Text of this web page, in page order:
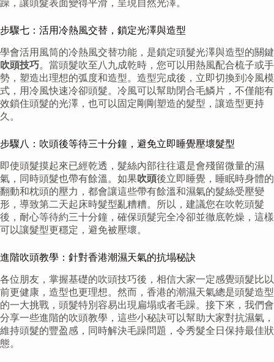
躁，讓頭髮表面變得平滑，呈現自然光澤。
步驟七：活用冷熱風交替，鎖定光澤與造型
學會活用風筒的冷熱風交替功能，是鎖定頭髮光澤與造型的關鍵
吹頭技巧。當頭髮吹至八九成乾時，您可以用熱風配合梳子或手
勢，塑造出理想的弧度和造型。造型完成後，立即切換到冷風模
式，用冷風快速冷卻頭髮。冷風可以幫助閉合毛鱗片，不僅能有
效鎖住頭髮的光澤，也可以固定剛剛塑造的髮型，讓造型更持
久。
步驟八：吹頭後等待三十分鐘，避免立即睡覺壓壞髮型
即使頭髮摸起來已經乾透，髮絲內部往往還是會殘留微量的濕
氣，同時頭髮也帶有餘溫。如果吹頭後立即睡覺，睡眠時身體的
翻動和枕頭的壓力，都會讓這些帶有餘溫和濕氣的髮絲受壓變
形，導致第二天起床時髮型亂糟糟。所以，建議您在吹乾頭髮
後，耐心等待約三十分鐘，確保頭髮完全冷卻並徹底乾燥，這樣
可以讓髮型更穩定，避免被壓壞。
進階吹頭教學：針對香港潮濕天氣的抗塌秘訣
各位朋友，掌握基礎的吹頭技巧後，相信大家一定感覺頭髮比以
前更健康，造型也更理想。然而，香港的潮濕天氣總是頭髮造型
的一大挑戰，頭髮特別容易出現扁塌或者毛躁。接下來，我們會
分享一些進階的吹頭教學，這些小秘訣可以幫助大家對抗濕氣，
維持頭髮的豐盈感，同時解決毛躁問題，令秀髮全日保持最佳狀
態。